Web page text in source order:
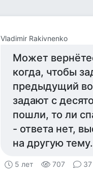
Vladimir Rakivnenko
Может
когда, чтобы
предыдущий
задают с
пошли, то ли
- ответа нет,
на другую тему.
5 лет 707 37